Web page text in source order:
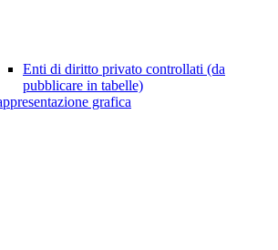
Enti di diritto privato controllati (da
pubblicare in tabelle)
grafica